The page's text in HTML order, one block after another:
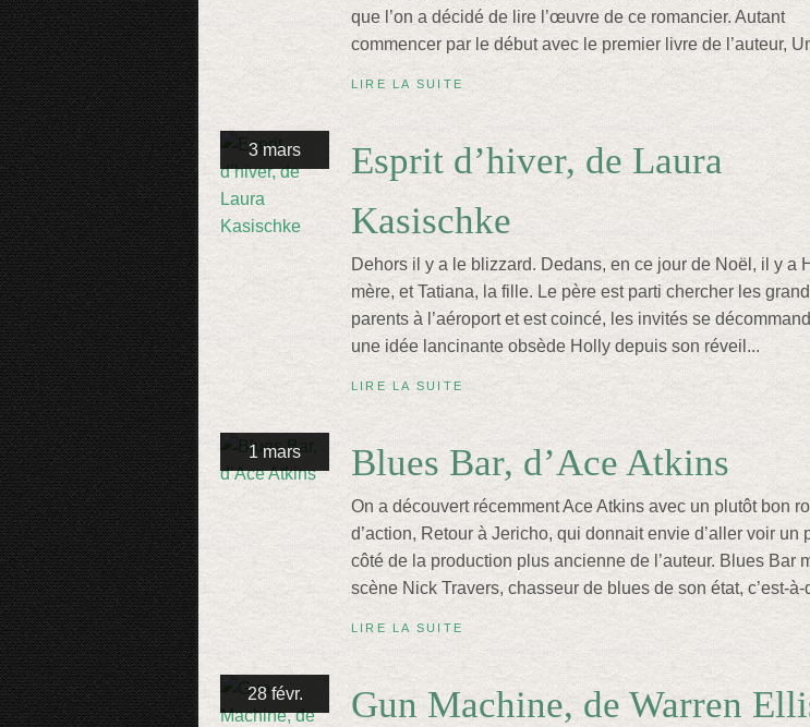
que l’on a décidé de lire l’œuvre de ce romancier. Autant
commencer par le début avec le premier livre de l’auteur,
LIRE LA SUITE
3 mars
Esprit d’hiver, de Laura
Kasischke
Dehors il y a le blizzard. Dedans, en ce jour de Noël, il y a
mère, et Tatiana, la fille. Le père est parti chercher les
parents à l’aéroport et est coincé, les invités se
une idée lancinante obsède Holly depuis son réveil...
LIRE LA SUITE
1 mars Blues Bar, d’Ace Atkins
On a découvert récemment Ace Atkins avec un plutôt bon
d’action, Retour à Jericho, qui donnait envie d’aller voir un
côté de la production plus ancienne de l’auteur. Blues Bar
scène Nick Travers, chasseur de blues de son état, c’est-à-
LIRE LA SUITE
28 févr. Gun Machine, de Warren